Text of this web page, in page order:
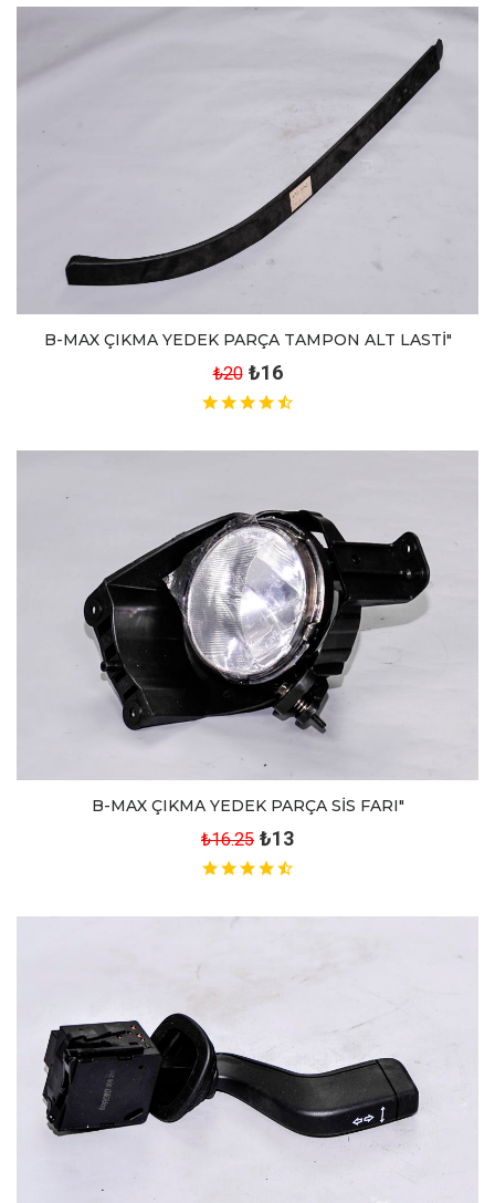
B-MAX ÇIKMA YEDEK PARÇA TAMPON ALT LASTİ"
₺20 ₺16
B-MAX ÇIKMA YEDEK PARÇA SİS FARI"
₺16.25 ₺13